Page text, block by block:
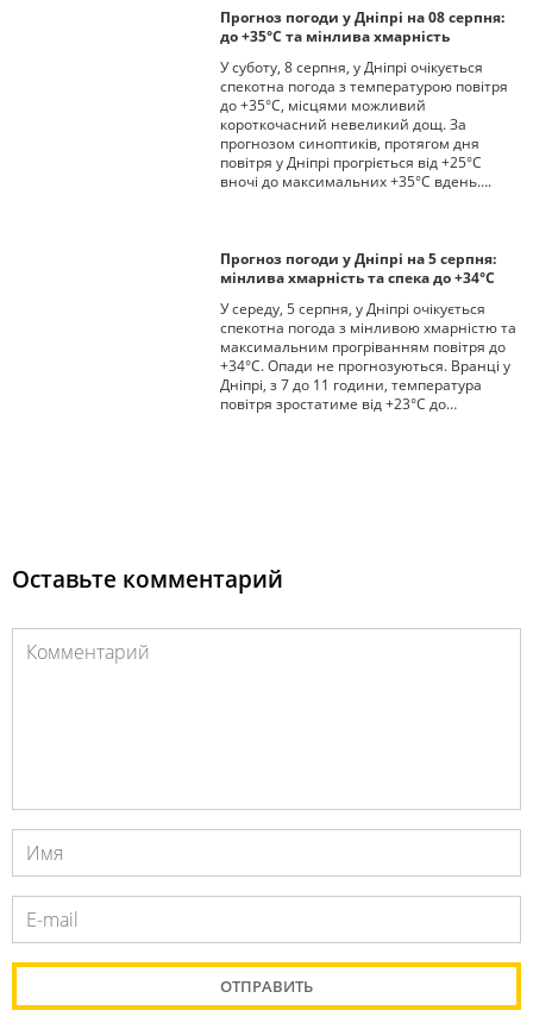
Прогноз погоди у Дніпрі на 08 серпня:
до +35°C та мінлива хмарність
У суботу, 8 серпня, у Дніпрі очікується
спекотна погода з температурою повітря
до +35°C, місцями можливий
короткочасний невеликий дощ. За
прогнозом синоптиків, протягом дня
повітря у Дніпрі прогріється від +25°C
вночі до максимальних +35°C вдень….
Прогноз погоди у Дніпрі на 5 серпня:
мінлива хмарність та спека до +34°С
У середу, 5 серпня, у Дніпрі очікується
спекотна погода з мінливою хмарністю та
максимальним прогріванням повітря до
+34°С. Опади не прогнозуються. Вранці у
Дніпрі, з 7 до 11 години, температура
повітря зростатиме від +23°С до…
Оставьте комментарий